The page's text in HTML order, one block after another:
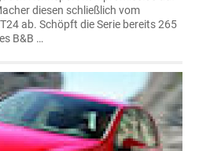
diesen schließlich vom
ab. Schöpft die Serie bereits 265
B&B …